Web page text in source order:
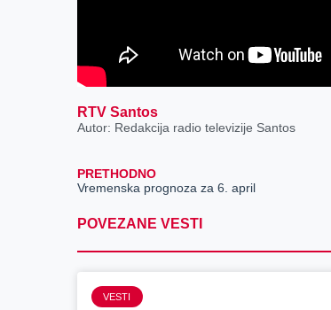
RTV Santos
Autor: Redakcija radio televizije Santos
PRETHODNO
Vremenska prognoza za 6. april
POVEZANE VESTI
VESTI